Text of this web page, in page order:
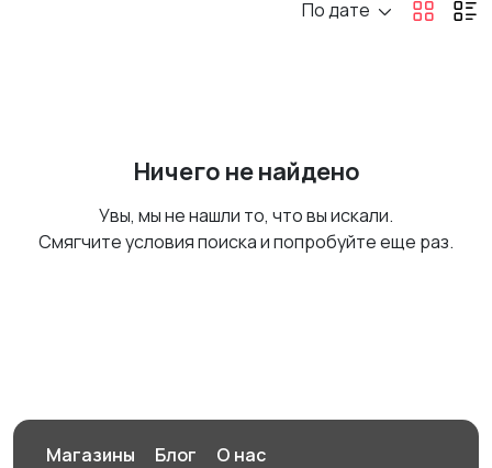
По дате
Ничего не найдено
Увы, мы не нашли то, что вы искали.
Смягчите условия поиска и попробуйте еще раз.
Магазины Блог О нас